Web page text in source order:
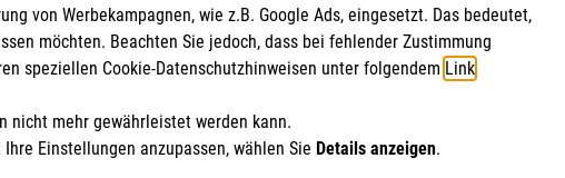
e.V.
und Caritas eG
Ebertstr. 2
30926 Seelze
Email:info.hannover@malteser.org
von Werbekampagnen, wie z.B. Google Ads, eingesetzt. Das bedeutet,
möchten. Beachten Sie jedoch, dass bei fehlender Zustimmung
speziellen Cookie-Datenschutzhinweisen unter folgendem Link
nicht mehr gewährleistet werden kann.
Einstellungen anzupassen, wählen Sie Details anzeigen.